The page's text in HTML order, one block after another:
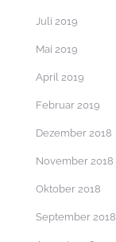
Juli 2019
Mai 2019
April 2019
Februar 2019
Dezember 2018
November 2018
Oktober 2018
September 2018